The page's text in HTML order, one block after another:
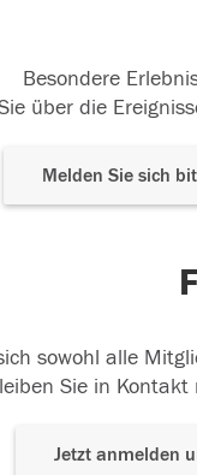
Besondere
über die
Melden Sie sich
sowohl alle
Sie in
Jetzt anmelden